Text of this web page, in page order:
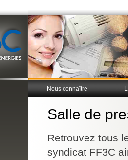
Nous connaître
Salle de
Retrouvez tous
syndicat FF3C